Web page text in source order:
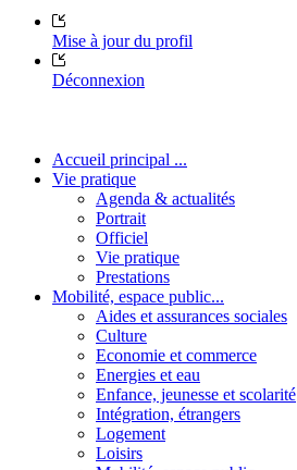
Mise à jour du profil
Déconnexion
Accueil principal ...
Vie pratique
Agenda & actualités
Portrait
Officiel
Vie pratique
Prestations
Mobilité, espace public...
Aides et assurances sociales
Culture
Economie et commerce
Energies et eau
Enfance, jeunesse et scolarité
Intégration, étrangers
Logement
Loisirs